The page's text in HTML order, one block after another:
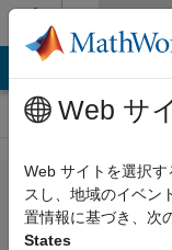
コンテンツへスキップ
Problem
1920.
Web サ
Web サイトを選択
スし、地域のイベン
置情報に基づき、次
States